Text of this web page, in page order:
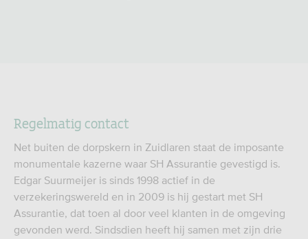
Regelmatig contact
Net buiten de dorpskern in Zuidlaren staat de imposante
monumentale kazerne waar SH Assurantie gevestigd is.
Edgar Suurmeijer is sinds 1998 actief in de
verzekeringswereld en in 2009 is hij gestart met SH
Assurantie, dat toen al door veel klanten in de omgeving
gevonden werd. Sindsdien heeft hij samen met zijn drie